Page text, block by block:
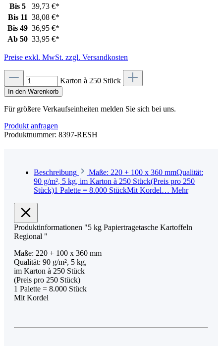
Bis 5
39,73 €*
Bis 11 38,08 €*
Bis 49 36,95 €*
Ab 50 33,95 €*
Preise exkl. MwSt. zzgl. Versandkosten
Karton à 250 Stück
In den Warenkorb
Für größere Verkaufseinheiten melden Sie sich bei uns.
Produkt anfragen
Produktnummer: 8397-RESH
Beschreibung
Maße: 220 + 100 x 360 mmQualität:
90 g/m², 5 kg, im Karton à 250 Stück(Preis pro 250
Stück)1 Palette = 8.000 StückMit Kordel… Mehr
Produktinformationen "5 kg Papiertragetasche Kartoffeln
Regional "
Maße: 220 + 100 x 360 mm
Qualität: 90 g/m², 5 kg,
im Karton à 250 Stück
(Preis pro 250 Stück)
1 Palette = 8.000 Stück
Mit Kordel